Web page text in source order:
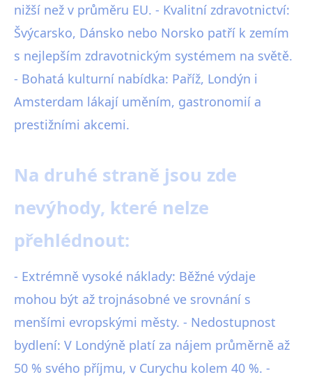
nižší než v průměru EU. - Kvalitní zdravotnictví:
Švýcarsko, Dánsko nebo Norsko patří k zemím
s nejlepším zdravotnickým systémem na světě.
- Bohatá kulturní nabídka: Paříž, Londýn i
Amsterdam lákají uměním, gastronomií a
prestižními akcemi.
Na druhé straně jsou zde
nevýhody, které nelze
přehlédnout:
- Extrémně vysoké náklady: Běžné výdaje
mohou být až trojnásobné ve srovnání s
menšími evropskými městy. - Nedostupnost
bydlení: V Londýně platí za nájem průměrně až
50 % svého příjmu, v Curychu kolem 40 %. -